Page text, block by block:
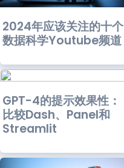
2024年应该关注的十个
数据科学Youtube频道
GPT-4的提示效果性：
比较Dash、Panel和
Streamlit